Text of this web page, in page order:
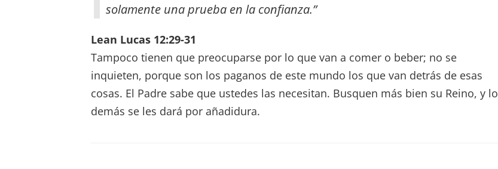
solamente una prueba en la confianza.”
Lean Lucas 12:29-31
Tampoco tienen que preocuparse por lo que van a comer o beber; no se
inquieten, porque son los paganos de este mundo los que van detrás de esas
cosas. El Padre sabe que ustedes las necesitan. Busquen más bien su Reino, y lo
demás se les dará por añadidura.